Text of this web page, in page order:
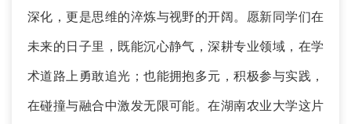
深化，更是思维的淬炼与视野的开阔。愿新同学们在
未来的日子里，既能沉心静气，深耕专业领域，在学
术道路上勇敢追光；也能拥抱多元，积极参与实践，
在碰撞与融合中激发无限可能。在湖南农业大学这片